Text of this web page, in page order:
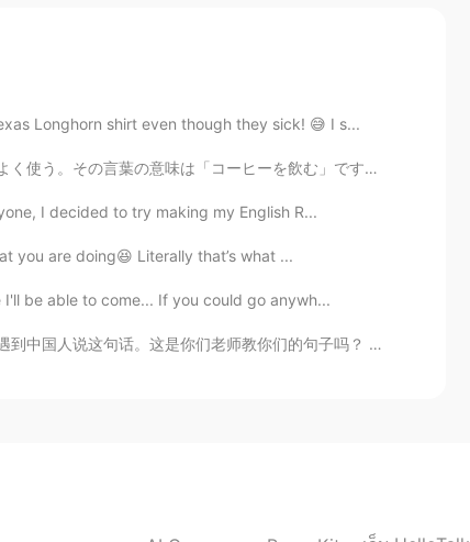
Longhorn shirt even though they sick! 😅 I s...
、お茶を飲む時にもお菓子を食べる時にも「Fika」と言うです。素晴らしい言葉でしょう！仕...
I decided to try making my English R...
you are doing😆 Literally that’s what ...
be able to come... If you could go anywh...
老师教你们的句子吗？ 其实有很多国家能使用这样的句子： Germany...